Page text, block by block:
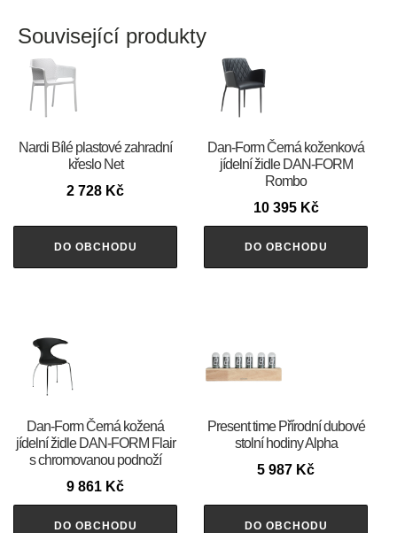
Související produkty
Nardi Bílé plastové zahradní
křeslo Net
2 728 Kč
DO OBCHODU
​​​​​Dan-Form Černá koženková
jídelní židle DAN-FORM
Rombo
10 395 Kč
DO OBCHODU
​​​​​Dan-Form Černá kožená
jídelní židle DAN-FORM Flair
s chromovanou podnoží
9 861 Kč
DO OBCHODU
Present time Přírodní dubové
stolní hodiny Alpha
5 987 Kč
DO OBCHODU